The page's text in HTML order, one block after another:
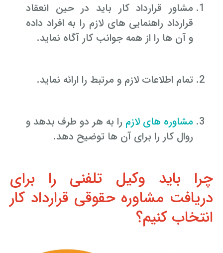
مشاور قرارداد کار باید در حین انعقاد
قرارداد راهنمایی های لازم را به افراد داده
و آن ها را از همه جوانب کار آگاه نماید.
تمام اطلاعات لازم و مرتبط را ارائه نماید.
مشاوره های لازم را به هر دو طرف بدهد و
روال کار را برای آن ها توضیح دهد.
چرا باید وکیل تلفنی را برای
دریافت مشاوره حقوقی قرارداد کار
انتخاب کنیم؟